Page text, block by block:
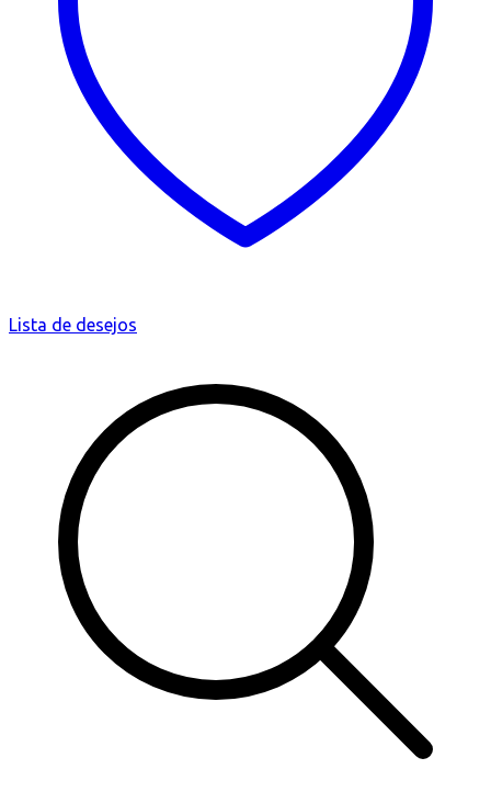
Lista de desejos